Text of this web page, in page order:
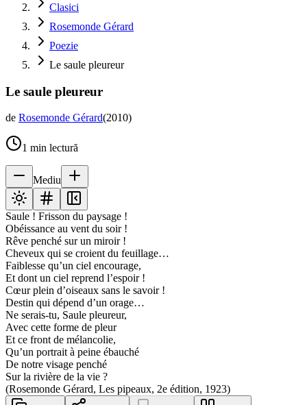
Clasici
Rosemonde Gérard
Poezie
Le saule pleureur
Le saule pleureur
de Rosemonde Gérard(2010)
1 min lectură
Mediu
Saule ! Frisson du paysage !
Obéissance au vent du soir !
Rêve penché sur un miroir !
Cheveux qui se croient du feuillage…
Faiblesse qu’un ciel encourage,
Et dont un ciel reprend l’espoir !
Cœur plein d’oiseaux sans le savoir !
Destin qui dépend d’un orage…
Ne serais-tu, Saule pleureur,
Avec cette forme de pleur
Et ce front de mélancolie,
Qu’un portrait à peine ébauché
De notre visage penché
Sur la rivière de la vie ?
(Rosemonde Gérard, Les pipeaux, 2e édition, 1923)